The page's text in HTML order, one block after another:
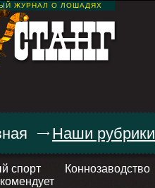
ЖУРНАЛ О ЛОШАДЯХ
Наши рубрики
спорт Коннозаводство